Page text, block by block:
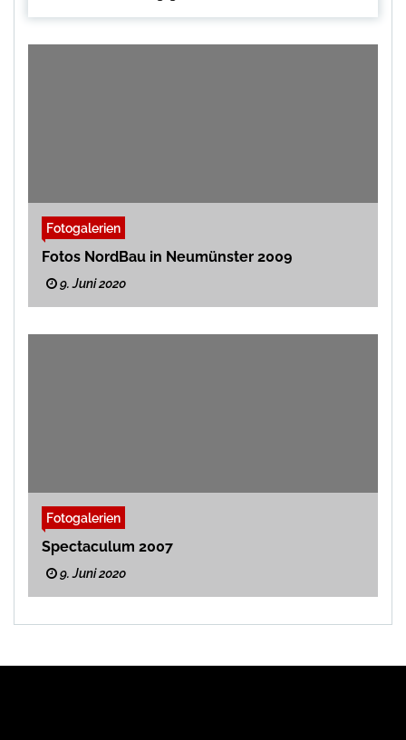
Fotogalerien
Fotos NordBau in Neumünster 2009
9. Juni 2020
Fotogalerien
Spectaculum 2007
9. Juni 2020